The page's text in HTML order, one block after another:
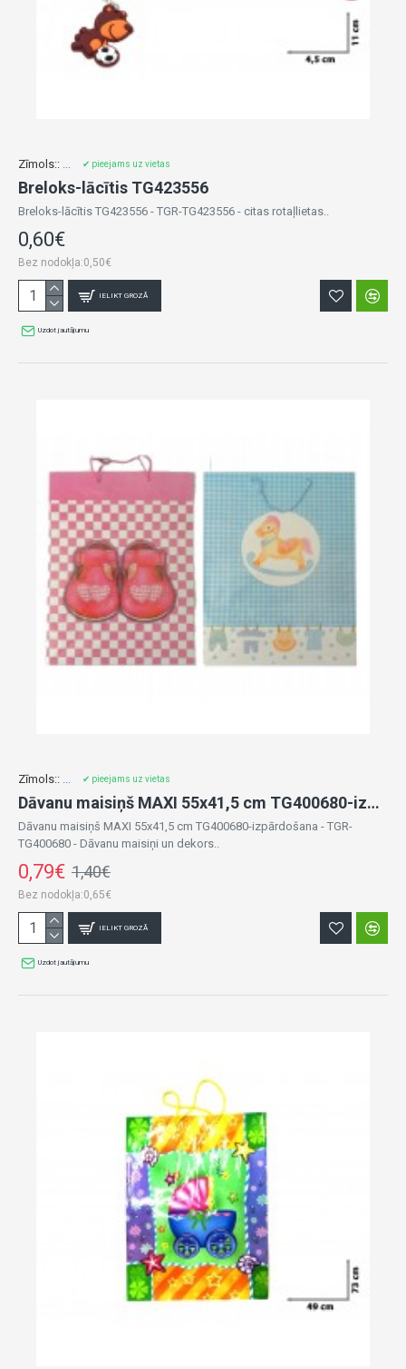
Zīmols:: ... ✔ pieejams uz vietas
Breloks-lācītis TG423556
Breloks-lācītis TG423556 - TGR-TG423556 - citas rotaļlietas..
0,60€
Bez nodokļa:0,50€
IELIKT GROZĀ
Uzdot jautājumu
Zīmols:: ... ✔ pieejams uz vietas
Dāvanu maisiņš MAXI 55x41,5 cm TG400680-izpārdošana
Dāvanu maisiņš MAXI 55x41,5 cm TG400680-izpārdošana - TGR-
TG400680 - Dāvanu maisiņi un dekors..
0,79€ 1,40€
Bez nodokļa:0,65€
IELIKT GROZĀ
Uzdot jautājumu